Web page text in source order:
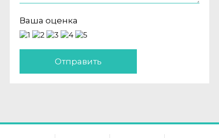
Ваша оценка
Отправить